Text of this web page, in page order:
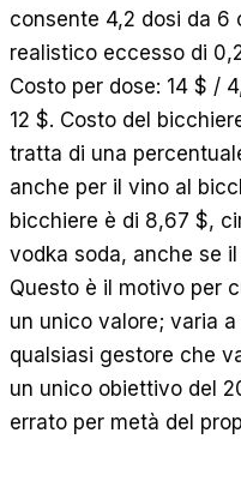
consente 4,2 dosi da 6
realistico eccesso di
Costo per dose: 14 $ /
12 $. Costo del
tratta di una
anche per il vino al
bicchiere è di 8,67 $,
vodka soda, anche se
Questo è il motivo per
un unico valore; varia
qualsiasi gestore che
un unico obiettivo del
errato per metà del